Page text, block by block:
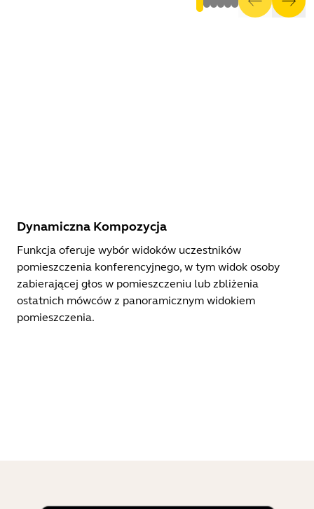
Dynamiczna Kompozycja
Funkcja oferuje wybór widoków uczestników
pomieszczenia konferencyjnego, w tym widok osoby
zabierającej głos w pomieszczeniu lub zbliżenia
ostatnich mówców z panoramicznym widokiem
pomieszczenia.